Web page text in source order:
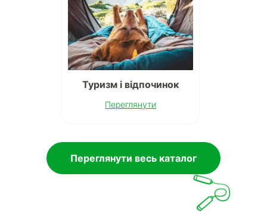
Туризм і відпочинок
Переглянути
Переглянути весь каталог